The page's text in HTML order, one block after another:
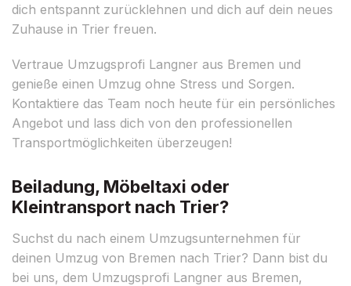
dich entspannt zurücklehnen und dich auf dein neues
Zuhause in Trier freuen.
Vertraue Umzugsprofi Langner aus Bremen und
genieße einen Umzug ohne Stress und Sorgen.
Kontaktiere das Team noch heute für ein persönliches
Angebot und lass dich von den professionellen
Transportmöglichkeiten überzeugen!
Beiladung, Möbeltaxi oder
Kleintransport nach Trier?
Suchst du nach einem Umzugsunternehmen für
deinen Umzug von Bremen nach Trier? Dann bist du
bei uns, dem Umzugsprofi Langner aus Bremen,